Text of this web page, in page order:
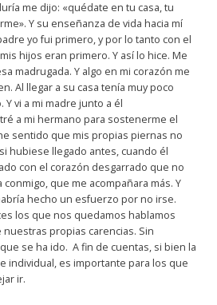
me dijo: «quédate en tu casa, tu
Y su enseñanza de vida hacia mí
yo fui primero, y por lo tanto con el
hijos eran primero. Y así lo hice. Me
madrugada. Y algo en mi corazón me
Al llegar a su casa tenía muy poco
vi a mi madre junto a él
a mi hermano para sostenerme el
sentido que mis propias piernas no
hubiese llegado antes, cuando él
con el corazón desgarrado que no
que me acompañara más. Y
hecho un esfuerzo por no irse.
los que nos quedamos hablamos
propias carencias. Sin
se ha ido. A fin de cuentas, si bien la
individual, es importante para los que
ir.